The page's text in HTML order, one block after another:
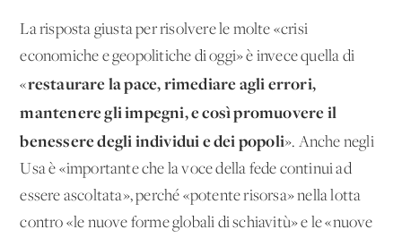
La risposta giusta per risolvere le molte «crisi
economiche e geopolitiche di oggi» è invece quella di
«restaurare la pace, rimediare agli errori,
mantenere gli impegni, e così promuovere il
benessere degli individui e dei popoli». Anche negli
Usa è «importante che la voce della fede continui ad
essere ascoltata», perché «potente risorsa» nella lotta
contro «le nuove forme globali di schiavitù» e le «nuove